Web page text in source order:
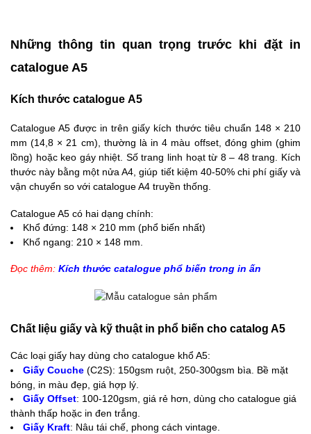
Những thông tin quan trọng trước khi đặt in
catalogue A5
Kích thước catalogue A5
Catalogue A5 được in trên giấy kích thước tiêu chuẩn 148 × 210
mm (14,8 × 21 cm), thường là in 4 màu offset, đóng ghim (ghim
lồng) hoặc keo gáy nhiệt. Số trang linh hoạt từ 8 – 48 trang. Kích
thước này bằng một nửa A4, giúp tiết kiệm 40-50% chi phí giấy và
vận chuyển so với catalogue A4 truyền thống.
Catalogue A5 có hai dạng chính:
Khổ đứng: 148 × 210 mm (phổ biến nhất)
Khổ ngang: 210 × 148 mm.
Đọc thêm: Kích thước catalogue phổ biến trong in ấn
Chất liệu giấy và kỹ thuật in phổ biến cho catalog A5
Các loại giấy hay dùng cho catalogue khổ A5:
Giấy Couche (C2S): 150gsm ruột, 250-300gsm bìa. Bề mặt
bóng, in màu đẹp, giá hợp lý.
Giấy Offset: 100-120gsm, giá rẻ hơn, dùng cho catalogue giá
thành thấp hoặc in đen trắng.
Giấy Kraft: Nâu tái chế, phong cách vintage.